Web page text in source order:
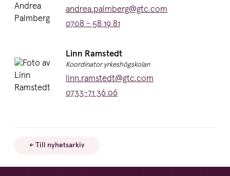
E-post:
andrea.palmberg@gtc.com
Telefon:
0708 - 58 19 81
Namn:
Linn Ramstedt
Titel:
Koordinator yrkeshögskolan
E-post:
linn.ramstedt@gtc.com
Telefon:
0733-71 36 06
← Till nyhetsarkiv